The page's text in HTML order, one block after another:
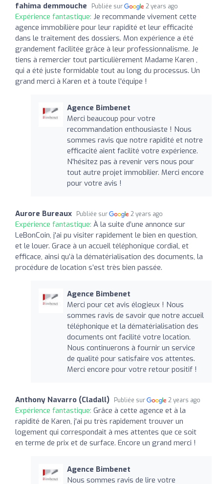
fahima demmouche Publiée sur 2 years ago
Expérience fantastique: Je recommande vivement cette
agence immobilière pour leur rapidité et leur efficacité
dans le traitement des dossiers. Mon expérience a été
grandement facilitée grâce à leur professionnalisme. Je
tiens à remercier tout particulièrement Madame Karen ,
qui a été juste formidable tout au long du processus. Un
grand merci à Karen et à toute l'équipe !
Agence Bimbenet
Merci beaucoup pour votre
recommandation enthousiaste ! Nous
sommes ravis que notre rapidité et notre
efficacité aient facilité votre expérience.
N'hésitez pas à revenir vers nous pour
tout autre projet immobilier. Merci encore
pour votre avis !
Aurore Bureaux Publiée sur 2 years ago
Expérience fantastique: À la suite d’une annonce sur
LeBonCoin, j'ai pu visiter rapidement le bien en question,
et le louer. Grace à un accueil téléphonique cordial, et
efficace, ainsi qu’à la dématérialisation des documents, la
procédure de location s’est très bien passée.
Agence Bimbenet
Merci pour cet avis élogieux ! Nous
sommes ravis de savoir que notre accueil
téléphonique et la dématérialisation des
documents ont facilité votre location.
Nous continuerons à fournir un service
de qualité pour satisfaire vos attentes.
Merci encore pour votre retour positif !
Anthony Navarro (Cladall) Publiée sur 2 years ago
Expérience fantastique: Grâce à cette agence et à la
rapidité de Karen, j'ai pu très rapidement trouver un
logement qui correspondait à mes attentes que ce soit
en terme de prix et de surface. Encore un grand merci !
Agence Bimbenet
Nous sommes ravis de lire votre